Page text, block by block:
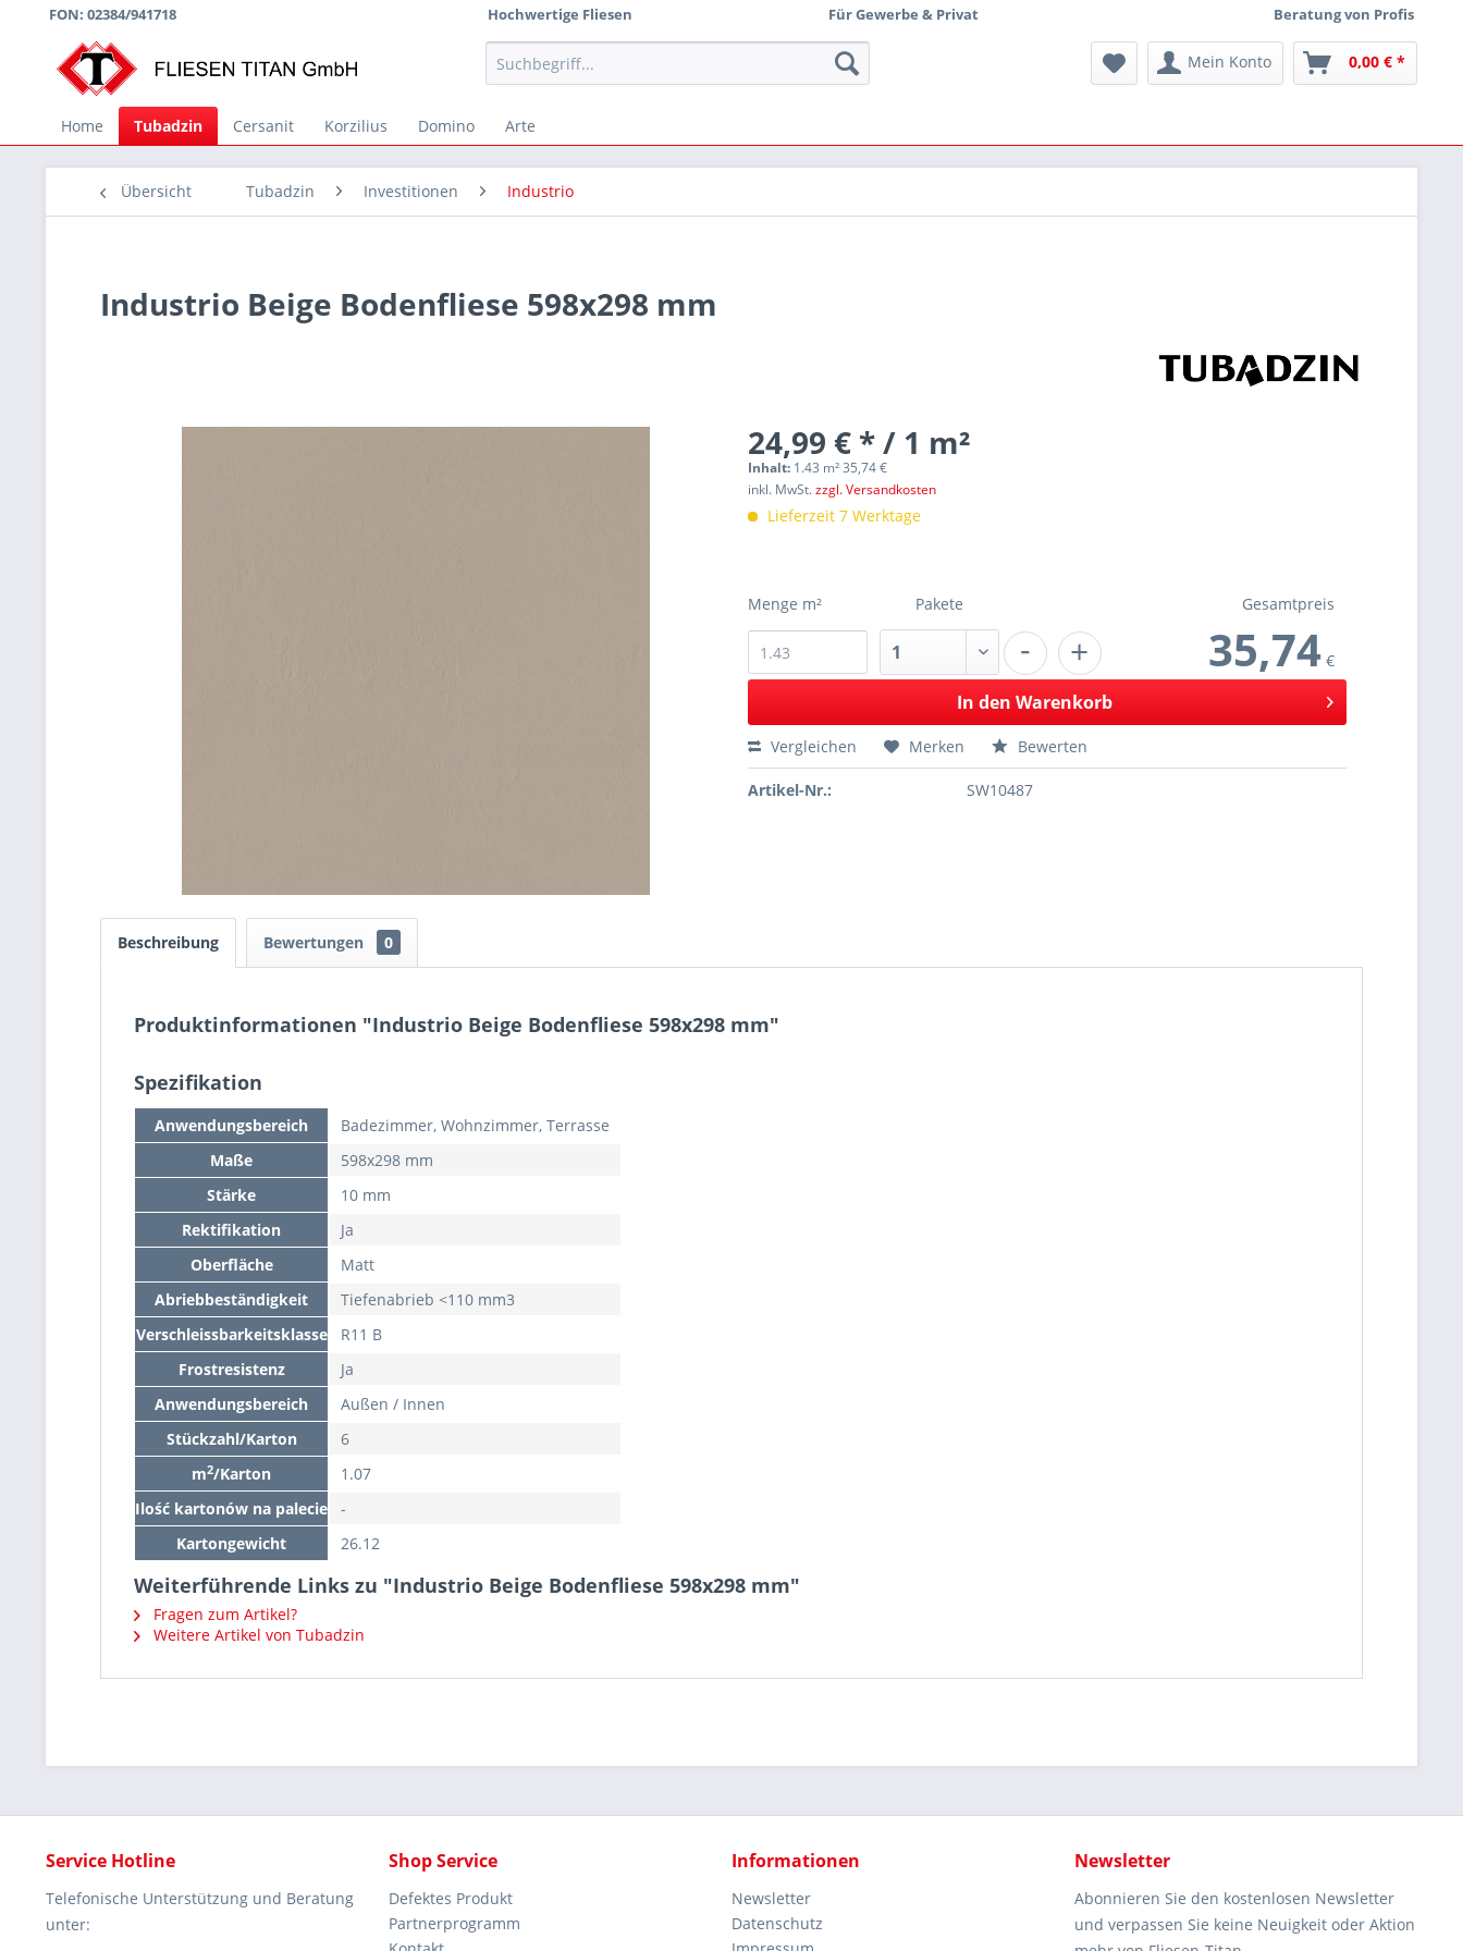
FON: 02384/941718 Hochwertige Fliesen Für Gewerbe & Privat Beratung von Profis
Mein Konto 0,00 € *
Home Tubadzin Cersanit Korzilius Domino Arte
Übersicht Tubadzin Investitionen Industrio
Industrio Beige Bodenfliese 598x298 mm
24,99 € * / 1 m²
Inhalt: 1.43 m² 35,74 €
inkl. MwSt.zzgl. Versandkosten
Lieferzeit 7 Werktage
Menge m² Pakete
+
-
Gesamtpreis
35,74 €
In den Warenkorb
Vergleichen Merken Bewerten
Artikel-Nr.: SW10487
Beschreibung Bewertungen 0
Produktinformationen "Industrio Beige Bodenfliese 598x298 mm"
Spezifikation
Anwendungsbereich
Badezimmer, Wohnzimmer, Terrasse
Maße
598x298 mm
Stärke
10 mm
Rektifikation
Ja
Oberfläche
Matt
Abriebbeständigkeit
Tiefenabrieb <110 mm3
Verschleissbarkeitsklasse
R11 B
Frostresistenz
Ja
Anwendungsbereich
Außen / Innen
Stückzahl/Karton
6
m2/Karton
1.07
Ilość kartonów na palecie
-
Kartongewicht
26.12
Weiterführende Links zu "Industrio Beige Bodenfliese 598x298 mm"
Fragen zum Artikel?
Weitere Artikel von Tubadzin
Service Hotline
Telefonische Unterstützung und Beratung
unter:
Shop Service
Defektes Produkt
Partnerprogramm
Informationen
Newsletter
Datenschutz
Newsletter
Abonnieren Sie den kostenlosen Newsletter
und verpassen Sie keine Neuigkeit oder Aktion